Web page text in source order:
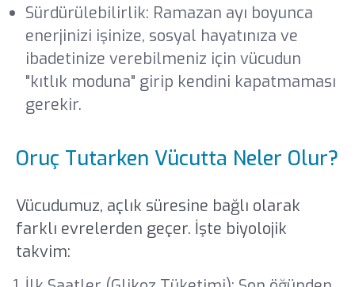
Sürdürülebilirlik: Ramazan ayı boyunca
enerjinizi işinize, sosyal hayatınıza ve
ibadetinize verebilmeniz için vücudun
"kıtlık moduna" girip kendini kapatmaması
gerekir.
Oruç Tutarken Vücutta Neler Olur?
Vücudumuz, açlık süresine bağlı olarak
farklı evrelerden geçer. İşte biyolojik
takvim: